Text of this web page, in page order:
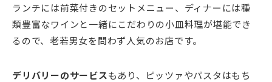
ランチには前菜付きのセットメニュー、ディナーには種
類豊富なワインと一緒にこだわりの小皿料理が堪能でき
るので、老若男女を問わず人気のお店です。
デリバリーのサービスもあり、ピッツァやパスタはもち